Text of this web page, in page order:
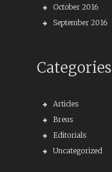
October 2016
September 2016
Categories
Articles
Breus
Editorials
Uncategorized